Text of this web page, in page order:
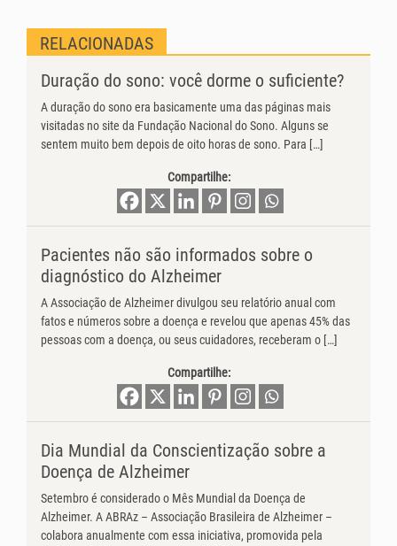
RELACIONADAS
Duração do sono: você dorme o suficiente?
A duração do sono era basicamente uma das páginas mais
visitadas no site da Fundação Nacional do Sono. Alguns se
sentem muito bem depois de oito horas de sono. Para […]
Compartilhe:
Pacientes não são informados sobre o
diagnóstico do Alzheimer
A Associação de Alzheimer divulgou seu relatório anual com
fatos e números sobre a doença e revelou que apenas 45% das
pessoas com a doença, ou seus cuidadores, receberam o […]
Compartilhe:
Dia Mundial da Conscientização sobre a
Doença de Alzheimer
Setembro é considerado o Mês Mundial da Doença de
Alzheimer. A ABRAz – Associação Brasileira de Alzheimer –
colabora anualmente com essa iniciativa, promovida pela